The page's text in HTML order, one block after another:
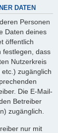
DATEN
Personen
Daten deines
öffentlich
festlegen, dass
Nutzerkreis
zugänglich
Die E-Mail-
Betreiber
zugänglich.
nur mit